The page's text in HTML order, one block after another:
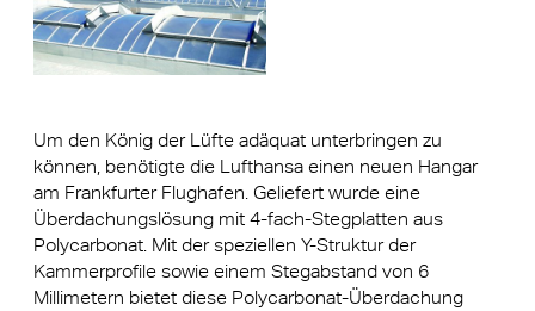
Um den König der Lüfte adäquat unterbringen zu
können, benötigte die Lufthansa einen neuen Hangar
am Frankfurter Flughafen. Geliefert wurde eine
Überdachungslösung mit 4-fach-Stegplatten aus
Polycarbonat. Mit der speziellen Y-Struktur der
Kammerprofile sowie einem Stegabstand von 6
Millimetern bietet diese Polycarbonat-Überdachung